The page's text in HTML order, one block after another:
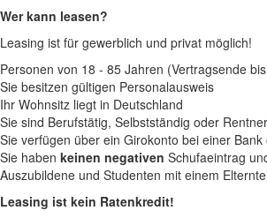
Wer kann leasen?
Leasing ist für gewerblich und privat möglich!
Personen von 18 - 85 Jahren (Vertragsende
Sie besitzen gültigen Personalausweis
Ihr Wohnsitz liegt in Deutschland
Sie sind Berufstätig, Selbstständig oder Rentner
Sie verfügen über ein Girokonto bei einer
Sie haben keinen negativen Schufaeintrag
Auszubildene und Studenten mit einem
Leasing ist kein Ratenkredit!